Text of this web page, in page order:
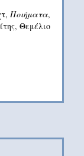
Ποιήματα,
Θεμέλιο